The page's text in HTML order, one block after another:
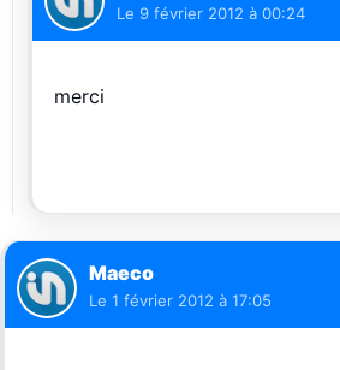
Le 9 février 2012 à 00:24
merci
Maeco
Le 1 février 2012 à 17:05